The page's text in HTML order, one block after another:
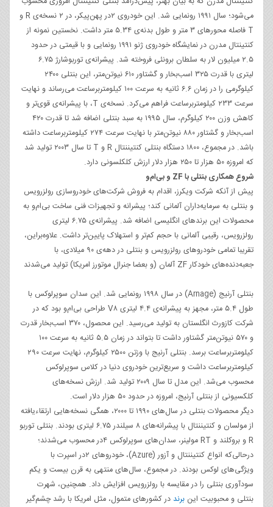
می‌شود؛ سال ۱۹۹۱ رونمایی شد. این خودروی ۲در پهن‌پیکر، در ۲ نسخه‌ی R و
T فاصله محورهای ۳ متر و طول بدنه‌ی ۵.۳۴ متر داشت. نخستین نمونه‌ از
کنتینتال مدرن در نمایشگاه خودروی ژنو ۱۹۹۱ رونمایی و با قیمتی در حدود
۲.۵ میلیون لار به سلطان برونئی فروخته شد. پیشرانه‌ی توربوشارژ ۶.۷۵
لیتری با قدرت ۳۲۵ اسب‌بخار و گشتاور ۶۱۰ نیوتن‌متر، این بنتلی ۲۴۰۰
کیلوگرمی را در زمان ۶.۶ ثانیه به سرعت ۱۰۰ کیلومتربرساعت می‌رساند و نهایت
سرعت ۲۳۳ کیلومتربرساعت فراهم می‌کرد. نسخه‌ی T، با پیشرانه‌ی قوی‌تر و
کاهش وزن ۲۰۰ کیلوگرم، سال ۱۹۹۵ به سبد بنتلی اضافه شد تا قدرت ۴۲۰
اسب‌بخار و گشتاور ۸۸۰ نیوتن‌متر با نهایت سرعت ۲۷۴ کیلومتربرساعت داشته
باشد. در مجموع، ۱۸۰۰ دستگاه بنتلی کنتیننتال R و T تا سال ۲۰۰۳ تولید شد
که امروزه ۵۰ هزار تا ۲۵۰ هزار دلار ارزش کلکلسونی دارد.
شروع همکاری بنتلی با ZF و بی‌ام‌و
پیش از آنکه شرکت ویکرز، اقدام به فروش شرکت‌های خودروسازی رولزرویس
و بنتلی به سرمایه‌داران آلمانی کند؛ پیشرانه و تجهیزات فنی ساخت بی‌ام‌و به
محصولات این برندهای انگلیسی اضافه شد. پیشرانه‌ی ۶.۷۵ لیتری
رولزرویس، رقیبی آلمانی با حجم کم‌تر و استهلاک پایین‌تر داشت. علاوه‌بر‌این،
تقریبا تمامی خودروهای رولزرویس و بنتلی در دهه‌ی ۹۰ میلادی، با
جعبه‌دنده‌های خودکار ZF آلمان (و بعضا جنرال موتورز امریکا) تولید می‌شدند
بنتلی آرنیج (Arnage) در سال ۱۹۹۸ رونمایی شد. این سدان سوپرلوکس با
طول ۵.۴ متر، مجهز به پیشرانه‌ی ۴.۴ لیتری V۸ طراحی بی‌ام‌و بود که در
شرکت کاز‌ورث انگلستان به تولید می‌رسید. این محصول، ۳۷۰ اسب‌بخار قدرت
و ۵۷۰ نیوتن‌متر گشتاور داشت تا بتواند در زمان ۵.۵ ثانیه به سرعت ۱۰۰
کیلومتربرساعت برسد. بنتلی آرنیج با وزتن ۲۵۰۰ کیلوگرم، نهایت سرعت ۲۹۰
کیلومتربرساعت داشت و سریع‌ترین خودروی دنیا در کلاس سوپرلوکس
محسوب می‌شد. این مدل تا سال ۲۰۰۹ تولید شد. ارزش نسخه‌های
کلکسیونی از بنتلی آرنیج، امروزه در حدود ۵۰ هزار دلار است.
دیگر محصولات بنتلی در سال‌های ۱۹۹۰ تا ۲۰۰۰، همگی نسخه‌هایی ارتقاءیافته
از مولسان و کنتیننتال با پیشرانه‌های ۸ سیلندر ۶.۷۵ لیتری بودند. بنتلی توربو
R و بروکلند و RT مولینر، سدان‌های سوپرلوکس ۴در محسوب می‌شدند؛
درحالی‌که انواع کنتیننتال و آزور (Azure)، خودروهای ۲در اسپرت با
ویژگی‌های لوکس بودند. در مجموع، سال‌های منتهی به قرن بیست و یکم
سودآوری بنتلی را در مقایسه با رولزرویس افزایش داد. همچنین، شهرت
بنتلی و محبوبیت این برند در کشورهای متمول، مثل امریکا با رشد چشم‌گیر